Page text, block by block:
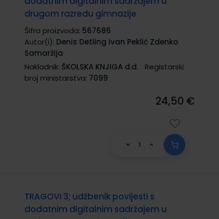
drugom razredu gimnazije
Šifra proizvoda: 567686
Autor(i): Denis Detling Ivan Peklić Zdenko
Samaržija
Nakladnik: ŠKOLSKA KNJIGA d.d.
Registarski
broj ministarstva: 7099
24,50 €
TRAGOVI 3; udžbenik povijesti s
dodatnim digitalnim sadržajem u